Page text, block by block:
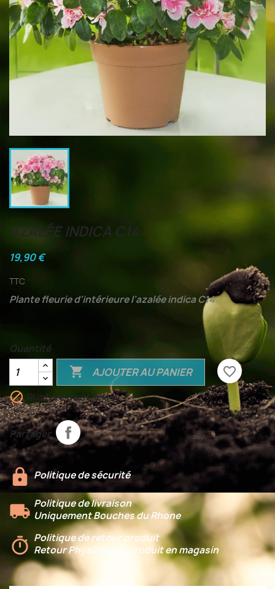
AZALÉE INDICA C14
19,90 €
TTC
Plante fleurie d'intérieure l'azalée indica C14
Quantité
 AJOUTER AU PANIER
favorite_border
Rupture de stock
Partager
Politique de sécurité
Politique de livraison
Uniquement Bouches du Rhone
Politique de retour produit
Retour Physique du produit en magasin